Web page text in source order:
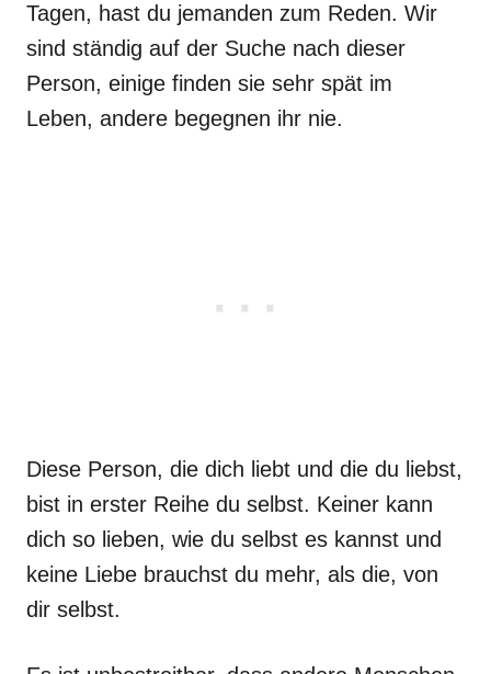
Tagen, hast du jemanden zum Reden. Wir
sind ständig auf der Suche nach dieser
Person, einige finden sie sehr spät im
Leben, andere begegnen ihr nie.
Diese Person, die dich liebt und die du liebst,
bist in erster Reihe du selbst. Keiner kann
dich so lieben, wie du selbst es kannst und
keine Liebe brauchst du mehr, als die, von
dir selbst.